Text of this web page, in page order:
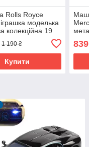
Rolls Royce
моделька
колекційна 19
1 190 ₴
Купити
см
839